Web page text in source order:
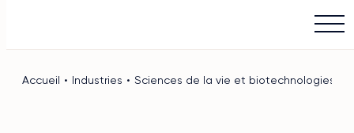
Menu
Accueil • Industries • Sciences de la vie et biotechnologies